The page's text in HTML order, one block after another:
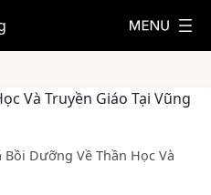
Bồi Dưỡng Về Thần Học Và